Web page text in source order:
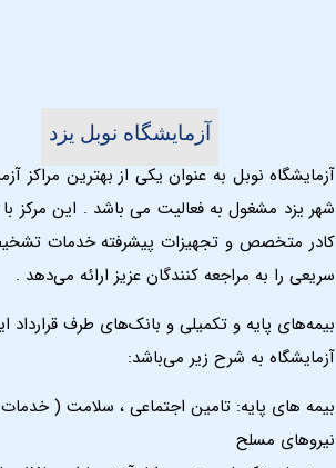
آزمایشگاه نوبل یزد
آزمایشگاه نوبل به عنوان یکی از بهترین مراکز
شهر یزد مشغول به فعالیت می باشد . این مرکز با
کادر متخصص و تجهیزات پیشرفته خدمات
سریعی را به مراجعه کنندگان عزیز ارائه می‌دهد .
بیمه‌های پایه و تکمیلی و بانک‌های طرف قرارداد
آزمایشگاه به شرح زیر می‌باشد:
بیمه های پایه: تامین اجتماعی ، سلامت ( خدمات
نیروهای مسلح